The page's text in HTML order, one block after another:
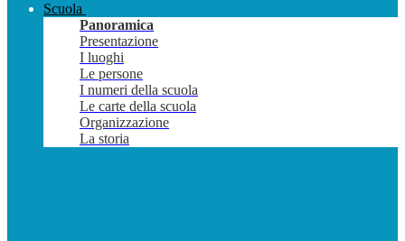
Scuola
Panoramica
Presentazione
I luoghi
Le persone
I numeri della scuola
Le carte della scuola
Organizzazione
La storia